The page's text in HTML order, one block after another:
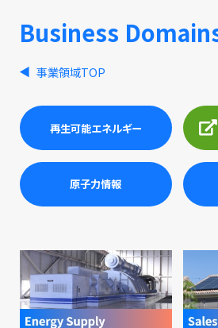
Business
事業領域TOP
再生可能エネルギー
原子力情報